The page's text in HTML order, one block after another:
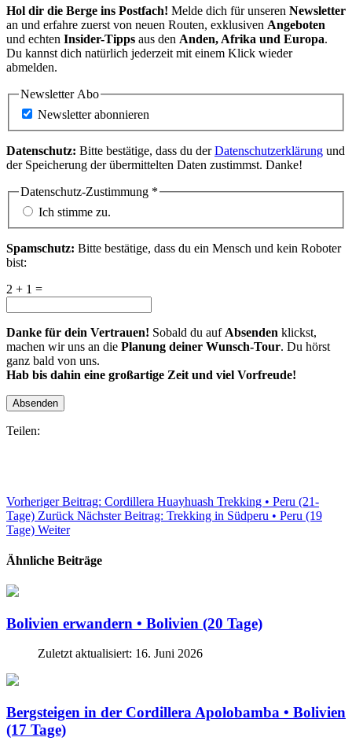
Hol dir die Berge ins Postfach! Melde dich für unseren Newsletter
an und erfahre zuerst von neuen Routen, exklusiven Angeboten
und echten Insider-Tipps aus den Anden, Afrika und Europa.
Du kannst dich natürlich jederzeit mit einem Klick wieder
abmelden.
Newsletter Abo
Newsletter abonnieren
Datenschutz: Bitte bestätige, dass du derDatenschutzerklärung und
der Speicherung der übermittelten Daten zustimmst. Danke!
Datenschutz-Zustimmung *
Ich stimme zu.
Spamschutz: Bitte bestätige, dass du ein Mensch und kein Roboter
bist:
2 + 1 =
Danke für dein Vertrauen! Sobald du auf Absenden klickst,
machen wir uns an die Planung deiner Wunsch-Tour. Du hörst
ganz bald von uns.
Hab bis dahin eine großartige Zeit und viel Vorfreude!
Absenden
Teilen:
Vorheriger Beitrag: Cordillera Huayhuash Trekking • Peru (21-
Tage) Zurück Nächster Beitrag: Trekking in Südperu • Peru (19
Tage) Weiter
Ähnliche Beiträge
Bolivien erwandern • Bolivien (20 Tage)
Zuletzt aktualisiert: 16. Juni 2026
Bergsteigen in der Cordillera Apolobamba • Bolivien
(17 Tage)